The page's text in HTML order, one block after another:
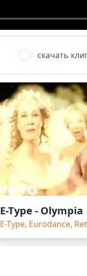
скачать
E-Type - Olympia
E-Type, Eurodance,